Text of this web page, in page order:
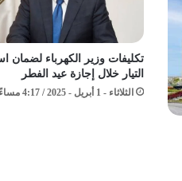
تكليفات وزير الكهرباء لضمان
التيار خلال إجازة عيد الفطر
الثلاثاء - 1 أبريل - 2025 / 4:17 مساءً